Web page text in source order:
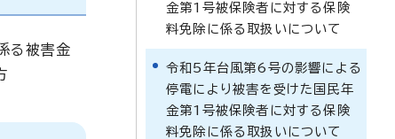
る被害金
金第1号被保険者に対する保険
料免除に係る取扱いについて
令和5年台風第6号の影響による
停電により被害を受けた国民年
金第1号被保険者に対する保険
料免除に係る取扱いについて